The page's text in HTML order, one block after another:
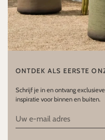
ONTDEK ALS EERSTE
Schrijf je in en ontvang
inspiratie voor binnen en buiten.